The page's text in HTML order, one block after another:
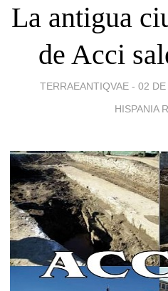
La antigua
de Acci
TERRAEANTIQVAE - 02 DE
HISPANIA